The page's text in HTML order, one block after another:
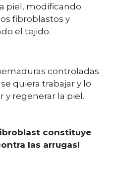
piel, modificando
fibroblastos y
el tejido.
controladas
quiera trabajar y lo
y regenerar la piel.
constituye
las arrugas!